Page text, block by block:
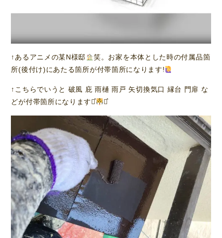
↑あるアニメの某N様邸
笑。お家を本体とした時の付属品箇
所(後付け)にあたる箇所が付帯箇所になります!
↑こちらでいうと 破風 庇 雨樋 雨戸 矢切換気口 縁台 門扉 な
どが付帯箇所になります⋆͛
⋆͛